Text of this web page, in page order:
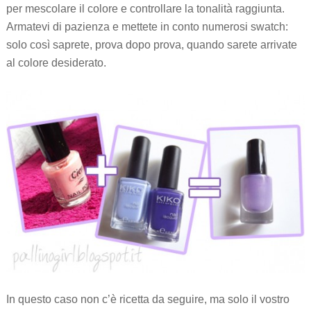
per mescolare il colore e controllare la tonalità raggiunta.
Armatevi di pazienza e mettete in conto numerosi swatch:
solo così saprete, prova dopo prova, quando sarete arrivate
al colore desiderato.
In questo caso non c’è ricetta da seguire, ma solo il vostro